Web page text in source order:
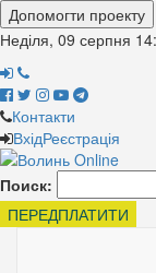
Допомогти проекту
Неділя, 09 серпня
Контакти
ВхідРеєстрація
Поиск:
ПЕРЕДПЛАТИТИ